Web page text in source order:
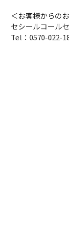
＜お客様からの
セシールコール
Tel：0570-022-